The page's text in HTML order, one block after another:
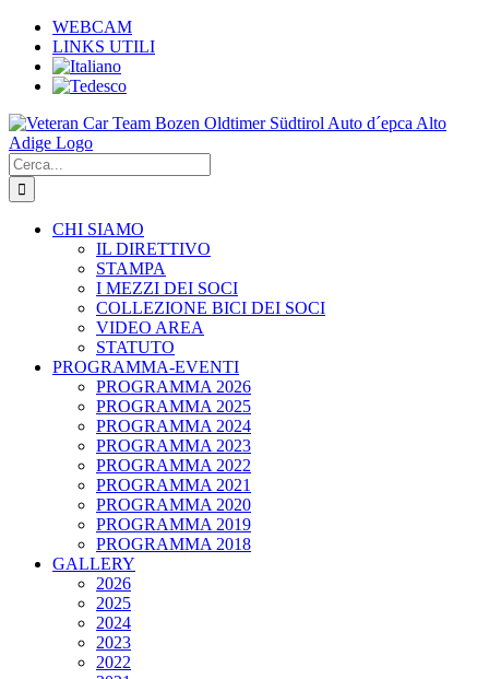
Salta
contenuto
WEBCAM
LINKS UTILI
Cerca
per:
CHI SIAMO
IL DIRETTIVO
STAMPA
I MEZZI DEI SOCI
COLLEZIONE BICI DEI SOCI
VIDEO AREA
STATUTO
PROGRAMMA-EVENTI
PROGRAMMA 2026
PROGRAMMA 2025
PROGRAMMA 2024
PROGRAMMA 2023
PROGRAMMA 2022
PROGRAMMA 2021
PROGRAMMA 2020
PROGRAMMA 2019
PROGRAMMA 2018
GALLERY
2026
2025
2024
2023
2022